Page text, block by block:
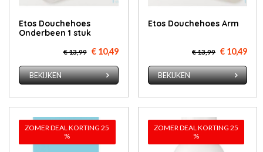
Etos Douchehoes
Onderbeen 1 stuk
€ 13,99 € 10,49
BEKIJKEN
Etos Douchehoes Arm
€ 13,99 € 10,49
BEKIJKEN
ZOMER DEAL KORTING 25
%
ZOMER DEAL KORTING 25
%